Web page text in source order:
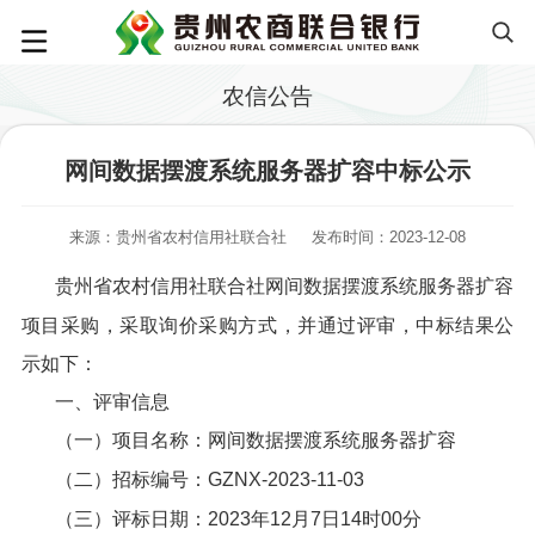
农信公告
网间数据摆渡系统服务器扩容中标公示
来源：贵州省农村信用社联合社 发布时间：2023-12-08
贵州省农村信用社联合社网间数据摆渡系统服务器扩容
项目采购，采取询价采购方式，并通过评审，中标结果公
示如下：
一、评审信息
（一）项目名称：网间数据摆渡系统服务器扩容
（二）招标编号：GZNX-2023-11-03
（三）评标日期：2023年12月7日14时00分